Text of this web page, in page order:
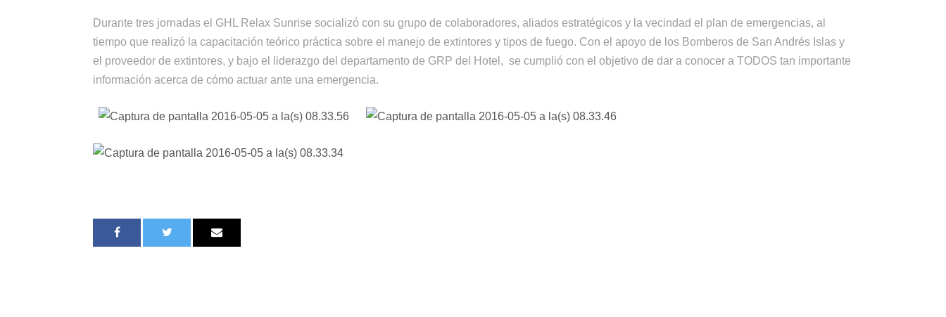
Durante tres jornadas el GHL Relax Sunrise socializó con su grupo de colaboradores, aliados estratégicos y la vecindad el plan de emergencias, al
tiempo que realizó la capacitación teórico práctica sobre el manejo de extintores y tipos de fuego. Con el apoyo de los Bomberos de San Andrés Islas y
el proveedor de extintores, y bajo el liderazgo del departamento de GRP del Hotel, se cumplió con el objetivo de dar a conocer a TODOS tan importante
información acerca de cómo actuar ante una emergencia.